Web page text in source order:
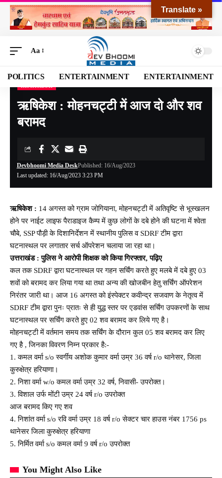
Aa
POLITICS ENTERTAINMENT ENTERTAINMENT
Devbhoomi Media Blog>NATIONAL> UTTARAKHAND> DEHRADUN>
ऋषिकेश : मोहनचट्टी में आज दो और शव
बरामद
Last updated: 16/Aug/2023 3:23 PM
Devbhoomi Media DeskPublished: 16/Aug/2023
ऋषिकेश : 14 अगस्त को ग्राम जोगियाना, मोहनचट्टी में अतिवृष्टि से भूस्खलन
होने पर नाईट लाइफ पैराडाइज कैम्प में कुछ लोगों के दबे होने की घटना में श्वेता
चौबे, SSP पौड़ी के दिशानिर्देशन में स्थानीय पुलिस व SDRF टीम द्वारा
घटनास्थल पर लगातार सर्च ऑपरेशन चलाया जा रहा था।
उत्तराखंड : पुलिस ने आरोपी शिक्षक को किया गिरफ्तार, पढ़िए
कल तक SDRF द्वारा घटनास्थल पर गहन सर्चिंग करते हुए मलबे में दबे हुए 03
शवों को बरामद कर लिया गया था तथा अन्य की खोजबीन हेतु सर्चिंग ऑपरेशन
निरंतर जारी था। आज 16 अगस्त को इंस्पेक्टर कवीन्द्र सजवाण के नेतृत्व में
SDRF टीम द्वारा पुनः प्रातः से ही युद्ध स्तर पर एडवांस सर्चिंग उपकरणों के साथ
घटनास्थल पर सर्चिंग करते हुए 02 शव बरामद कर लिये गए है।
मोहनचट्टी में वर्तमान समय तक सर्चिंग के दौरान कुल 05 शव बरामद कर लिए
गए है , जिनका विवरण निम्न प्रकार है:-
1. कमल वर्मा s/o स्वर्गीय अशोक कुमार वर्मा उम्र 36 वर्ष r/o थानेसर, जिला
कुरुक्षेत्र हरियाणा।
2. निशा वर्मा w/o कमल वर्मा उम्र 32 वर्ष, निवासी- उपरोक्त।
3. विशाल उर्फ मोंटी उम्र 24 वर्ष r/o उपरोक्त
आज बरामद किए गए शव
4. निशांत वर्मा s/o रवि वर्मा उम्र 18 वर्ष r/o सेक्टर चार हाउस नंबर 1756 ps
थानेसर जिला कुरुक्षेत्र हरियाणा
5. निर्मित वर्मा s/o कमल वर्मा 9 वर्ष r/o उपरोक्त
You Might Also Like
Translate »